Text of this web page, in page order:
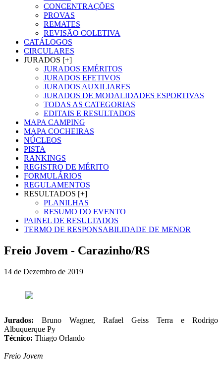
CONCENTRAÇÕES
PROVAS
REMATES
REVISÃO COLETIVA
CATÁLOGOS
CIRCULARES
JURADOS [+]
JURADOS EMÉRITOS
JURADOS EFETIVOS
JURADOS AUXILIARES
JURADOS DE MODALIDADES ESPORTIVAS
TODAS AS CATEGORIAS
EDITAIS E RESULTADOS
MAPA CAMPING
MAPA COCHEIRAS
NÚCLEOS
PISTA
RANKINGS
REGISTRO DE MÉRITO
FORMULÁRIOS
REGULAMENTOS
RESULTADOS [+]
PLANILHAS
RESUMO DO EVENTO
PAINEL DE RESULTADOS
TERMO DE RESPONSABILIDADE DE MENOR
Freio Jovem - Carazinho/RS
14 de Dezembro de 2019
Jurados: Bruno Wagner, Rafael Geiss Terra e Rodrigo
Albuquerque Py
Técnico: Thiago Orlando
Freio Jovem